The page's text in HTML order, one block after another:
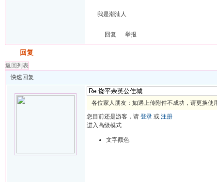
我是潮汕人
回复 举报
回复
返回列表
快速回复
各位家人朋友：如遇上传附件不成功，请更换使
您目前还是游客，请 登录 或 注册
进入高级模式
文字颜色